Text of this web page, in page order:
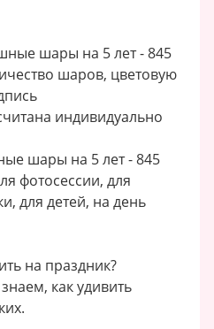
шары на 5 лет - 845
шаров, цветовую
индивидуально
шары на 5 лет - 845
фотосессии, для
для детей, на день
на праздник?
как удивить